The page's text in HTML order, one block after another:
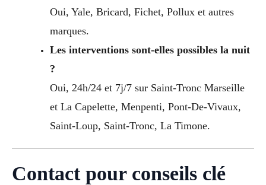
Oui, Yale, Bricard, Fichet, Pollux et autres
marques.
Les interventions sont-elles possibles la nuit
?
Oui, 24h/24 et 7j/7 sur Saint-Tronc Marseille
et La Capelette, Menpenti, Pont-De-Vivaux,
Saint-Loup, Saint-Tronc, La Timone.
Contact pour conseils clé